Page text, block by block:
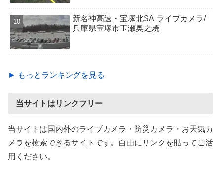
新名神高速・宝塚北SA ライブカメラ/
兵庫県宝塚市玉瀬奥之焼
► もっとランキングを見る
当サイトはリンクフリー
当サイトは国内外のライブカメラ・防災カメラ・お天気カ
メラを検索できるサイトです。自由にリンクを貼ってご活
用ください。